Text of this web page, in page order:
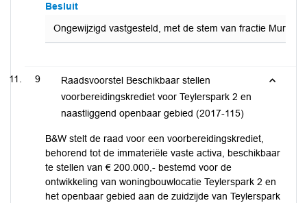
Besluit
Ongewijzigd vastgesteld, met de stem van fractie Mur
9
Raadsvoorstel Beschikbaar stellen
voorbereidingskrediet voor Teylerspark 2 en
naastliggend openbaar gebied (2017-115)
B&W stelt de raad voor een voorbereidingskrediet,
behorend tot de immateriële vaste activa, beschikbaar
te stellen van € 200.000,- bestemd voor de
ontwikkeling van woningbouwlocatie Teylerspark 2 en
het openbaar gebied aan de zuidzijde van Teylerspark